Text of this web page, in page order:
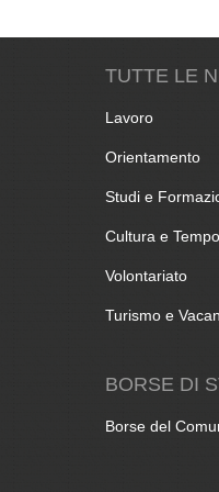
TUTTE LE
Lavoro
Orientamento
Studi e
Cultura e
Volontariato
Turismo e
BORSE DI
Borse del